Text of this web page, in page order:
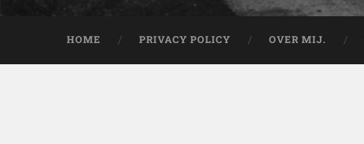
HOME PRIVACY POLICY OVER MIJ.